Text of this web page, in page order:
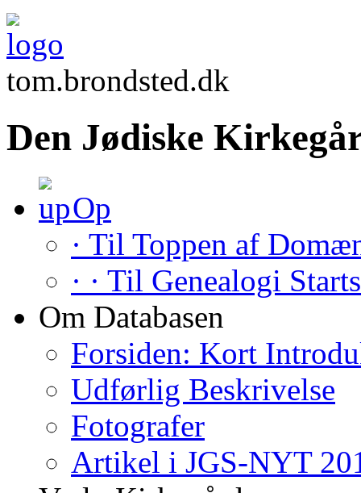
tom.brondsted.dk
Den Jødiske
Op
· Til Toppen af
· · Til Genealogi
Om Databasen
Forsiden: Kort
Udførlig Beskrivelse
Fotografer
Artikel i JGS-NYT